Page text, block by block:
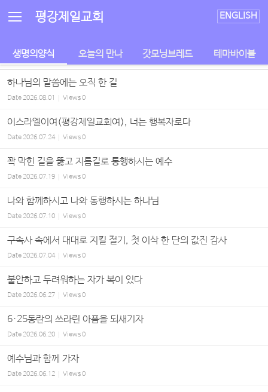
평강제일교회 ENGLISH
생명의양식 오늘의 만나 갓모닝브레드 테마바이블
하나님의 말씀에는 오직 한 길
Date2026.08.01 Views0
이스라엘이여(평강제일교회여), 너는 행복자로다
Date2026.07.24 Views0
꽉 막힌 길을 뚫고 지름길로 통행하시는 예수
Date2026.07.19 Views0
나와 함께하시고 나와 동행하시는 하나님
Date2026.07.10 Views0
구속사 속에서 대대로 지킬 절기, 첫 이삭 한 단의 값진 감사
Date2026.07.04 Views0
불안하고 두려워하는 자가 복이 있다
Date2026.06.27 Views0
6·25동란의 쓰라린 아픔을 되새기자
Date2026.06.20 Views0
예수님과 함께 가자
Date2026.06.12 Views0